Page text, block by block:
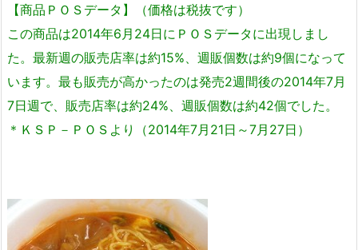
【商品ＰＯＳデータ】（価格は税抜です）
この商品は2014年6月24日にＰＯＳデータに出現しまし
た。最新週の販売店率は約15%、週販個数は約9個になって
います。最も販売が高かったのは発売2週間後の2014年7月
7日週で、販売店率は約24%、週販個数は約42個でした。
＊ＫＳＰ－ＰＯＳより（2014年7月21日～7月27日）